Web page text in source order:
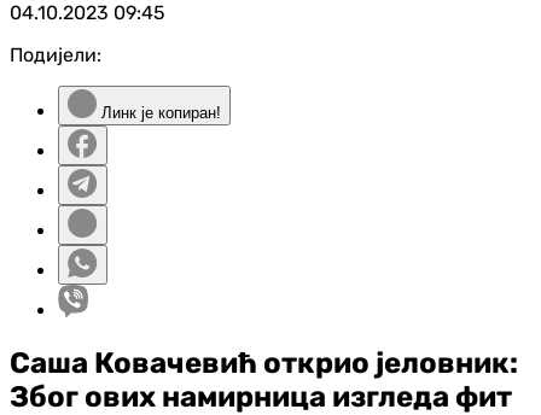
04.10.2023 09:45
Подијели:
Линк је копиран!
Саша Ковачевић открио јеловник:
Због ових намирница изгледа фит